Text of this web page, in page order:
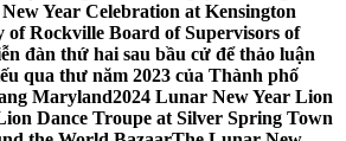
Year Celebration at Kensington
of Rockville Board of Supervisors of
đàn thứ hai sau bầu cử để thảo luận
qua thư năm 2023 của Thành phố
Maryland2024 Lunar New Year Lion
Dance Troupe at Silver Spring Town